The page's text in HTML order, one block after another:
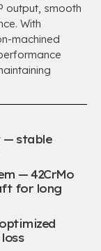
output, smooth
. With
machined
— stable
— 42CrMo
for long